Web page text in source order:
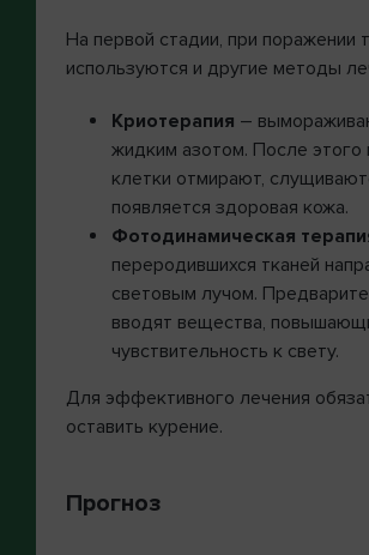
На первой стадии, при поражении
используются и другие методы
Криотерапия –
жидким азотом. После этого
клетки отмирают,
появляется здоровая кожа.
Фотодинамическая
переродившихся тканей
световым лучом.
вводят вещества,
чувствительность к свету.
Для эффективного лечения
оставить курение.
Прогноз